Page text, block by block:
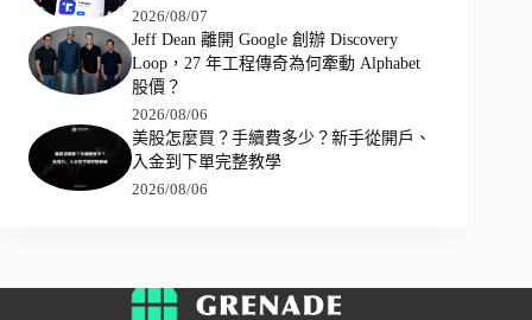
2026/08/07
Jeff Dean 離開 Google 創辦 Discovery
Loop，27 年工程傳奇為何牽動 Alphabet
股價？
2026/08/06
美股怎麼買？手續費多少？新手從開戶、
入金到下單完整教學
2026/08/06